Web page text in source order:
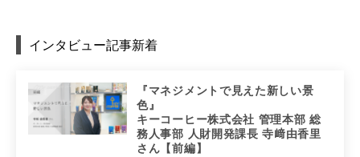
インタビュー記事新着
『マネジメントで見えた新しい景
色』
キーコーヒー株式会社 管理本部 総
務人事部 人財開発課長 寺﨑由香里
さん【前編】